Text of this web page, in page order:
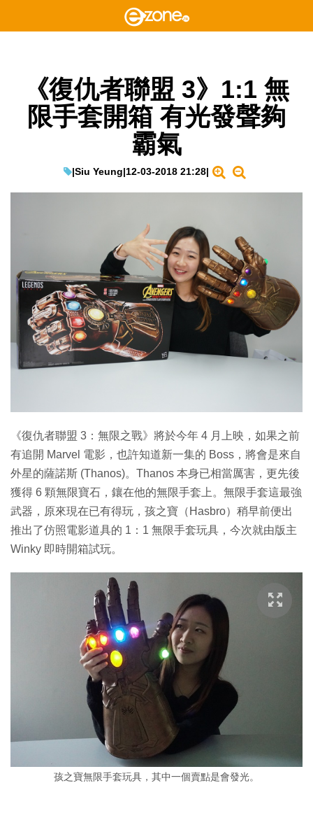
《復仇者聯盟 3》1:1 無
限手套開箱 有光發聲夠
霸氣
|Siu Yeung|12-03-2018 21:28|
《復仇者聯盟 3：無限之戰》將於今年 4 月上映，如果之前
有追開 Marvel 電影，也許知道新一集的 Boss，將會是來自
外星的薩諾斯 (Thanos)。Thanos 本身已相當厲害，更先後
獲得 6 顆無限寶石，鑲在他的無限手套上。無限手套這最強
武器，原來現在已有得玩，孩之寶（Hasbro）稍早前便出
推出了仿照電影道具的 1：1 無限手套玩具，今次就由版主
Winky 即時開箱試玩。
孩之寶無限手套玩具，其中一個賣點是會發光。